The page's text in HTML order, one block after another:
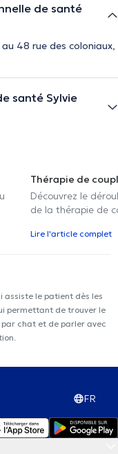
de santé
48 rue des coloniaux,
santé Sylvie
Thérapie de
Découvrez le
de la thérapie de
Lire l'article complet
assiste le patient dès les
permettant de trouver le
chat et de parler avec
FR